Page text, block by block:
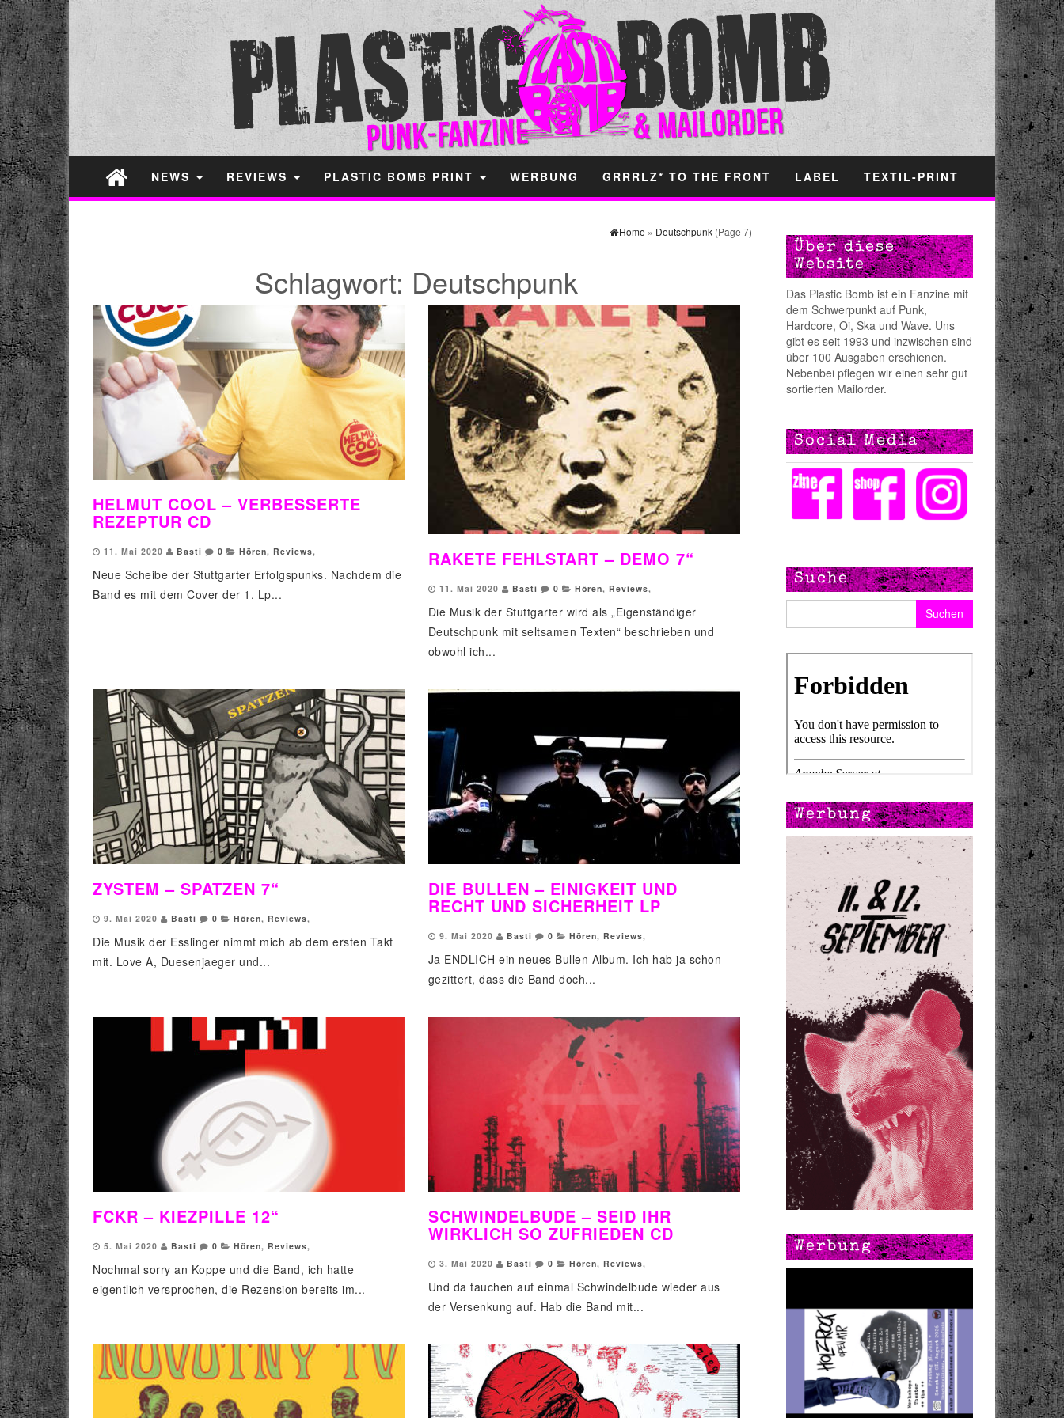
NEWS REVIEWS PLASTIC BOMB PRINT WERBUNG GRRRLZ* TO THE FRONT LABEL TEXTIL-PRINT
Home » Deutschpunk(Page 7)
Schlagwort: Deutschpunk
HELMUT COOL – VERBESSERTE
REZEPTUR CD
11. Mai 2020 Basti 0 Hören, Reviews,
Neue Scheibe der Stuttgarter Erfolgspunks. Nachdem die
Band es mit dem Cover der 1. Lp...
RAKETE FEHLSTART – DEMO 7“
11. Mai 2020 Basti 0 Hören, Reviews,
Die Musik der Stuttgarter wird als „Eigenständiger
Deutschpunk mit seltsamen Texten“ beschrieben und
obwohl ich...
ZYSTEM – SPATZEN 7“
9. Mai 2020 Basti 0 Hören, Reviews,
Die Musik der Esslinger nimmt mich ab dem ersten Takt
mit. Love A, Duesenjaeger und...
DIE BULLEN – EINIGKEIT UND
RECHT UND SICHERHEIT LP
9. Mai 2020 Basti 0 Hören, Reviews,
Ja ENDLICH ein neues Bullen Album. Ich hab ja schon
gezittert, dass die Band doch...
FCKR – KIEZPILLE 12“
5. Mai 2020 Basti 0 Hören, Reviews,
Nochmal sorry an Koppe und die Band, ich hatte
eigentlich versprochen, die Rezension bereits im...
SCHWINDELBUDE – SEID IHR
WIRKLICH SO ZUFRIEDEN CD
3. Mai 2020 Basti 0 Hören, Reviews,
Und da tauchen auf einmal Schwindelbude wieder aus
der Versenkung auf. Hab die Band mit...
Über diese
Website
Das Plastic Bomb ist ein Fanzine mit
dem Schwerpunkt auf Punk,
Hardcore, Oi, Ska und Wave. Uns
gibt es seit 1993 und inzwischen sind
über 100 Ausgaben erschienen.
Nebenbei pflegen wir einen sehr gut
sortierten Mailorder.
Social Media
Suche
Werbung
Werbung